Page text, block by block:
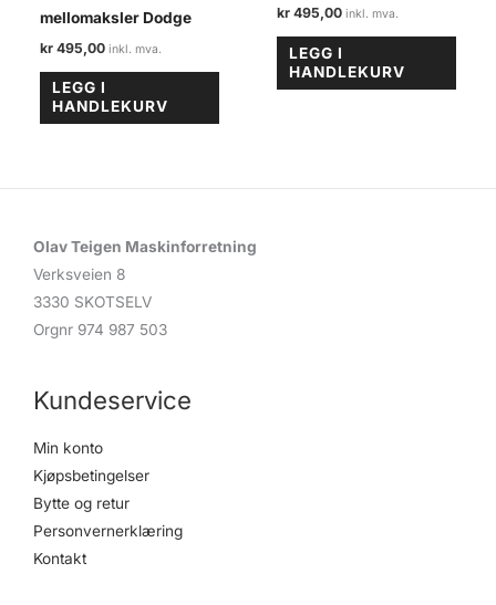
mellomaksler Dodge
kr 495,00
LEGG I
HANDLEKURV
kr 495,00
LEGG I
HANDLEKURV
Olav Teigen Maskinforretning
Verksveien 8
3330 SKOTSELV
Orgnr 974 987 503
Kundeservice
Min konto
Kjøpsbetingelser
Bytte og retur
Personvernerklæring
Kontakt